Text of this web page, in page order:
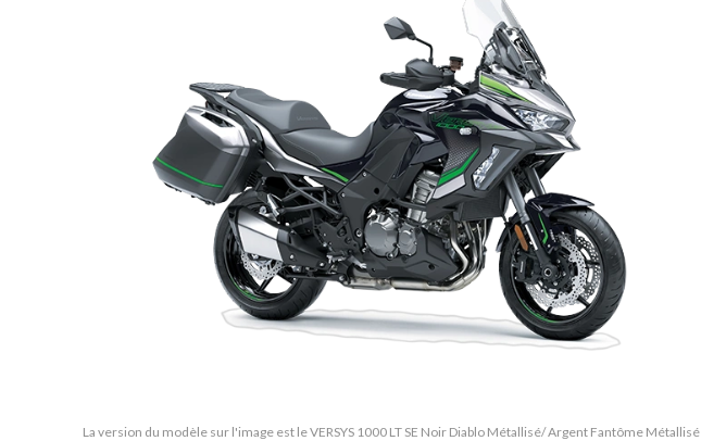
La version du modèle sur l'image est le VERSYS 1000 LT SE Noir Diablo Métallisé/ Argent Fantôme Métallisé